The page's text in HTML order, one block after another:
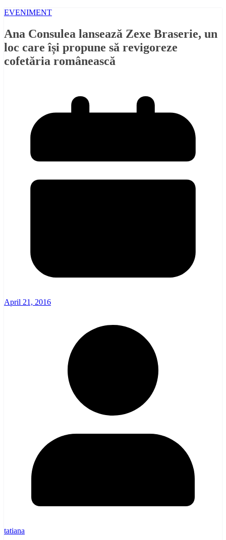
EVENIMENT
Ana Consulea lansează Zexe Braserie, un
loc care își propune să revigoreze
cofetăria românească
April 21, 2016
tatiana